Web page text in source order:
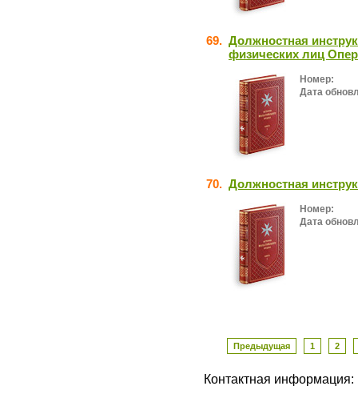
69. Должностная
физических лиц
Номер:
Дата
70. Должностная
Номер:
Дата
Предыдущая 1 2
Контактная информация: